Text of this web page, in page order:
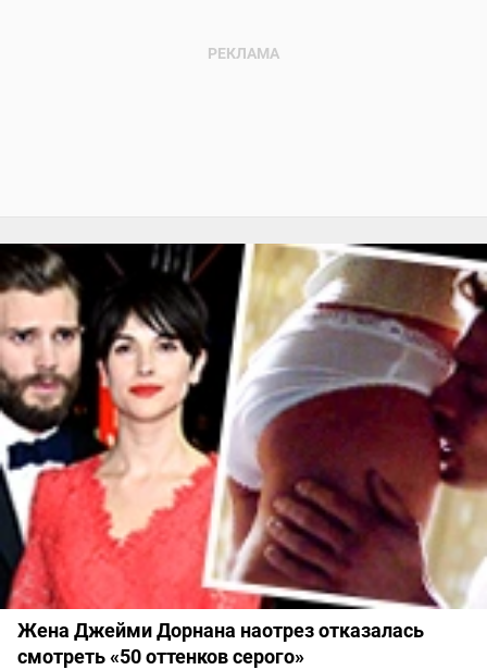
Жена Джейми Дорнана наотрез отказалась
смотреть «50 оттенков серого»